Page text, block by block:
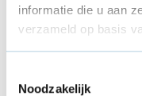
informatie die u aan
verzameld op basis
Noodzakelijk
oplader, dan ben je bij
vindt hier namelijk een
keuze. Bij ons kun je
goede keuze zijn en